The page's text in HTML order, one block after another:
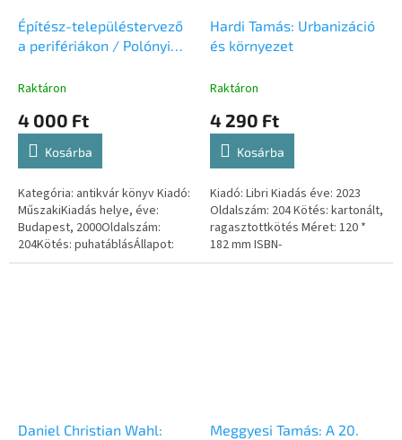
Építész-településtervező
a perifériákon / Polónyi
naplója
Raktáron
4 000 Ft
Kosárba
Kategória: antikvár könyv Kiadó:
MűszakiKiadás helye, éve:
Budapest, 2000Oldalszám:
204Kötés: puhatáblásÁllapot:
jóISBN-szám: 9631630706
Hardi Tamás: Urbanizáció
és környezet
Raktáron
4 290 Ft
Kosárba
Kiadó: Libri Kiadás éve: 2023
Oldalszám: 204 Kötés: kartonált,
ragasztottkötés Méret: 120 *
182 mm ISBN-
szám: 9789636041328
Daniel Christian Wahl:
Meggyesi Tamás: A 20.